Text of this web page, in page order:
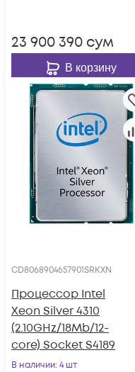
23 900 390 сум
В корзину
CD8068904657901SRKXN
Процессор Intel
Xeon Silver 4310
(2.10GHz/18Mb/12-
core) Socket S4189
В наличии: 4 шт